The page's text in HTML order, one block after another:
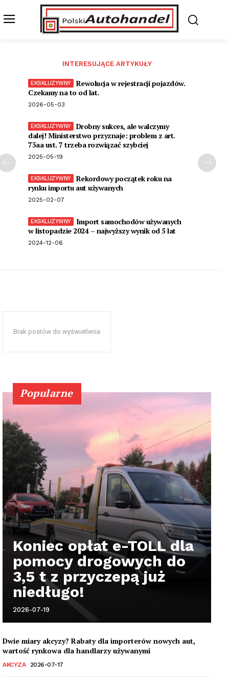
INTERESUJĄCE ARTYKUŁY
Rewolucja w rejestracji pojazdów.
Czekamy na to od lat.
2026-05-03
Drobny sukces, ale walczymy
dalej! Ministerstwo przyznaje: problem z art.
73aa ust. 7 trzeba rozwiązać szybciej
2025-05-19
Rekordowy początek roku na
rynku importu aut używanych
2025-02-07
Import samochodów używanych
w listopadzie 2024 – najwyższy wynik od 5 lat
2024-12-06
Brak postów do wyświetlenia
Popularne
Koniec opłat e-TOLL dla
pomocy drogowych do
3,5 t z przyczepą już
niedługo!
2026-07-19
Dwie miary akcyzy? Rabaty dla importerów nowych aut,
wartość rynkowa dla handlarzy używanymi
AKCYZA 2026-07-17